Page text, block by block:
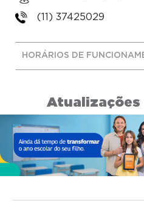
(11) 37425029
HORÁRIOS DE
Atualizações